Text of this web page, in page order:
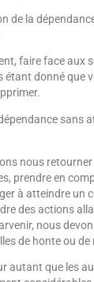
de la
faire face aux
étant donné que
sans
nous
prendre en
à atteindre un
des actions
nous
de honte ou de
autant que les